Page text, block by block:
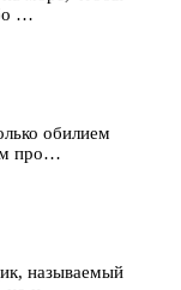
…
обилием
про…
называемый